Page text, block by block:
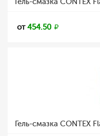
от454.50
Гель-смазка CONTEX